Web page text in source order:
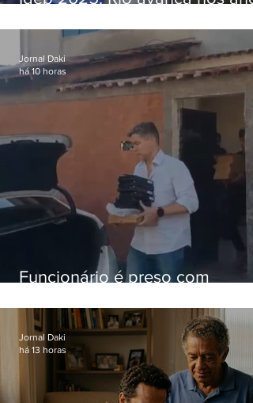
nacional
Funcionário é preso com
Hospital do Andaraí
Jornal Daki
há 10 horas
Jornal Daki
há 13 horas